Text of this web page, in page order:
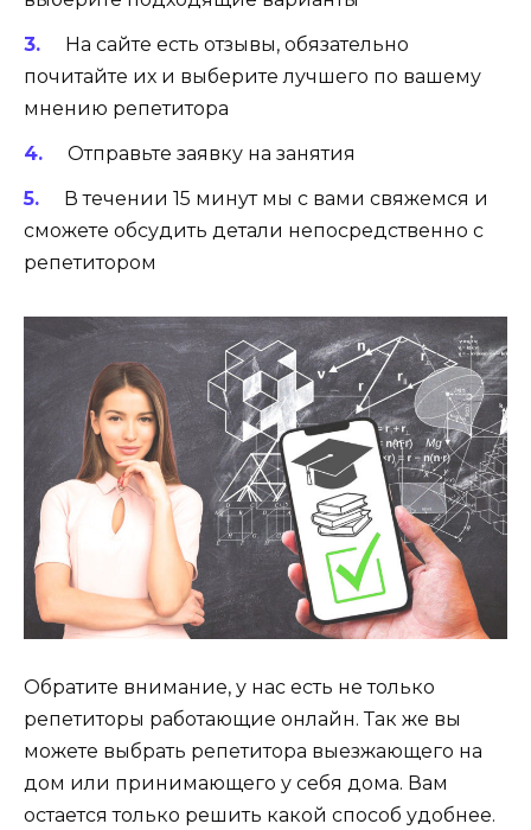
На сайте есть отзывы, обязательно
почитайте их и выберите лучшего по вашему
мнению репетитора
Отправьте заявку на занятия
В течении 15 минут мы с вами свяжемся и
сможете обсудить детали непосредственно с
репетитором
Обратите внимание, у нас есть не только
репетиторы работающие онлайн. Так же вы
можете выбрать репетитора выезжающего на
дом или принимающего у себя дома. Вам
остается только решить какой способ удобнее.